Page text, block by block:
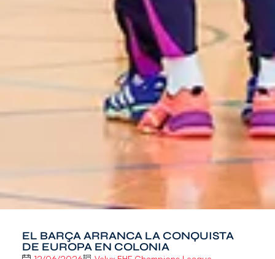
EL BARÇA ARRANCA LA CONQUISTA
DE EUROPA EN COLONIA